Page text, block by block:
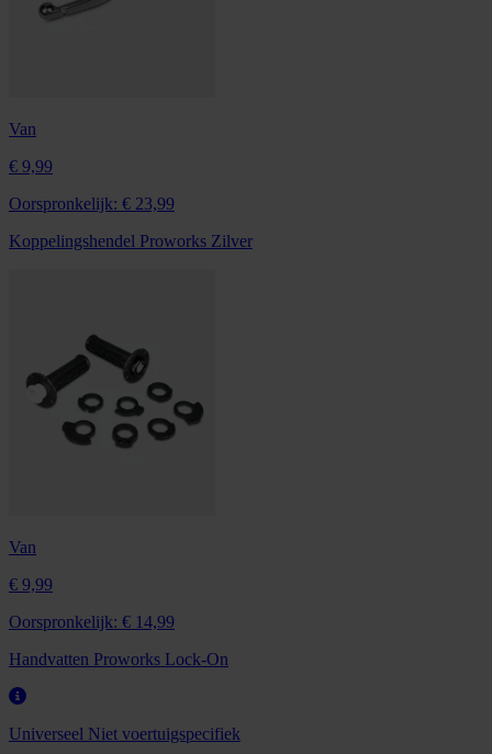
Van
€ 9,99
Oorspronkelijk: € 23,99
Koppelingshendel Proworks Zilver
Van
€ 9,99
Oorspronkelijk: € 14,99
Handvatten Proworks Lock-On
Universeel Niet voertuigspecifiek